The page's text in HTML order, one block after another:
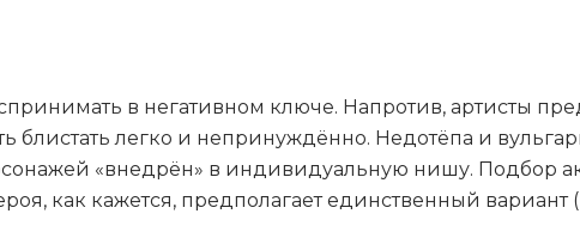
в негативном ключе. Напротив, артисты
блистать легко и непринуждённо. Недотёпа и
«внедрён» в индивидуальную нишу. Подбор
как кажется, предполагает единственный вариант